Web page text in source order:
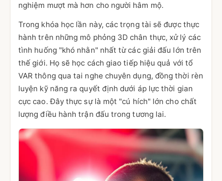
nghiệm mượt mà hơn cho người hâm mộ.
Trong khóa học lần này, các trọng tài sẽ được thực
hành trên những mô phỏng 3D chân thực, xử lý các
tình huống "khó nhằn" nhất từ các giải đấu lớn trên
thế giới. Họ sẽ học cách giao tiếp hiệu quả với tổ
VAR thông qua tai nghe chuyên dụng, đồng thời rèn
luyện kỹ năng ra quyết định dưới áp lực thời gian
cực cao. Đây thực sự là một "cú hích" lớn cho chất
lượng điều hành trận đấu trong tương lai.